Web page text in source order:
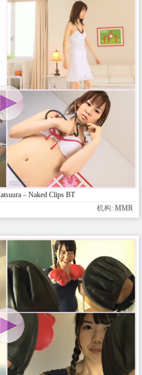
– Naked Clips BT
机构: MMR